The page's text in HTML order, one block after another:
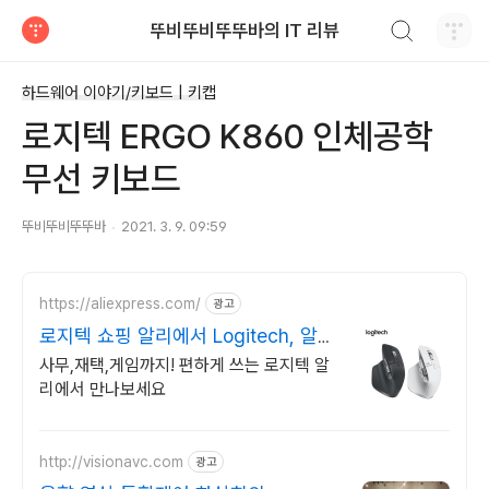
뚜비뚜비뚜뚜바의 IT 리뷰
하드웨어 이야기/키보드 | 키캡
로지텍 ERGO K860 인체공학
무선 키보드
뚜비뚜비뚜뚜바 2021. 3. 9. 09:59
https://aliexpress.com/ 광고
로지텍 쇼핑 알리에서 Logitech, 알리
득템
사무,재택,게임까지! 편하게 쓰는 로지텍 알
리에서 만나보세요
http://visionavc.com 광고